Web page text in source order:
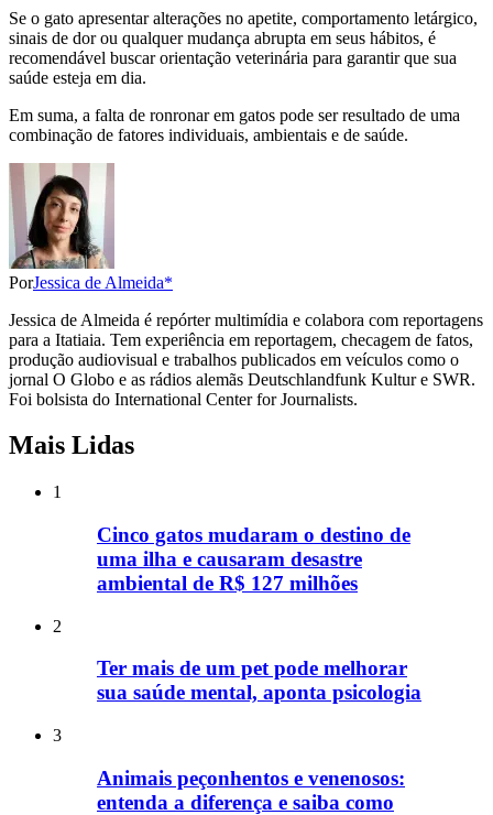
Se o gato apresentar alterações no apetite, comportamento letárgico,
sinais de dor ou qualquer mudança abrupta em seus hábitos, é
recomendável buscar orientação veterinária para garantir que sua
saúde esteja em dia.
Em suma, a falta de ronronar em gatos pode ser resultado de uma
combinação de fatores individuais, ambientais e de saúde.
PorJessica de Almeida*
Jessica de Almeida é repórter multimídia e colabora com reportagens
para a Itatiaia. Tem experiência em reportagem, checagem de fatos,
produção audiovisual e trabalhos publicados em veículos como o
jornal O Globo e as rádios alemãs Deutschlandfunk Kultur e SWR.
Foi bolsista do International Center for Journalists.
Mais Lidas
1
Cinco gatos mudaram o destino de
uma ilha e causaram desastre
ambiental de R$ 127 milhões
2
Ter mais de um pet pode melhorar
sua saúde mental, aponta psicologia
3
Animais peçonhentos e venenosos:
entenda a diferença e saiba como